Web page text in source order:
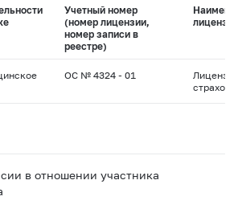
Учетный номер
(номер лицензии,
номер записи в
реестре)
лицензии
ОС № 4324 - 01
в отношении участника